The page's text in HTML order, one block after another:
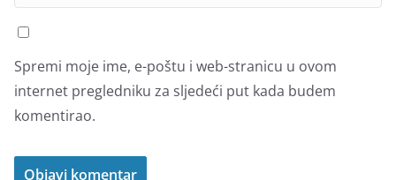
Spremi moje ime, e-poštu i web-stranicu u ovom
internet pregledniku za sljedeći put kada budem
komentirao.